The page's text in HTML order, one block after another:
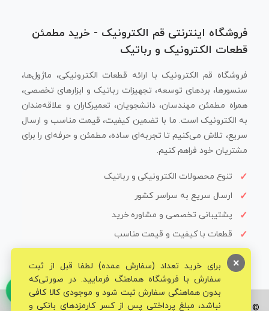
فروشگاه اینترنتی قم الکترونیک - خرید مطمئن
قطعات الکترونیک و رباتیک
فروشگاه قم الکترونیک با ارائه قطعات الکترونیکی، ماژول‌ها،
سنسورها، بردهای توسعه، تجهیزات رباتیک و ابزارهای تخصصی،
همراه مطمئن مهندسان، دانشجویان، تعمیرکاران و علاقه‌مندان
به الکترونیک است. ما با تضمین کیفیت، قیمت مناسب و ارسال
سریع، تلاش می‌کنیم تا تجربه‌ای ساده، مطمئن و حرفه‌ای را برای
مشتریان خود فراهم کنیم.
تنوع محصولات الکترونیکی و رباتیک
ارسال سریع به سراسر کشور
پشتیبانی تخصصی و مشاوره خرید
قطعات با کیفیت و قیمت مناسب
© تمامی حقوق برای فروشگاه تخصصی قم الکترونیک محفوظ می‌باشد.
برای خرید تعداد (سفارش عمده) لطفا قبل از ثبت
سفارش با فروشگاه هماهنگ فرمایید. در صورتی‌که
بدون هماهنگی سفارش ثبت شود و موجودی کالا کافی
نباشد، مبلغ پرداختی پس از کسر کارمزدهای بانکی و
×